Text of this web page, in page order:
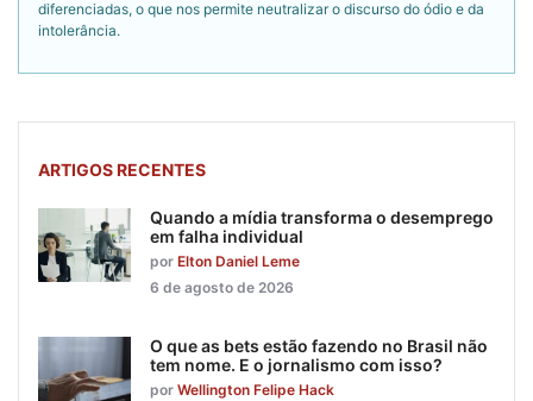
diferenciadas, o que nos permite neutralizar o discurso do ódio e da
intolerância.
ARTIGOS RECENTES
Quando a mídia transforma o desemprego
em falha individual
por Elton Daniel Leme
6 de agosto de 2026
O que as bets estão fazendo no Brasil não
tem nome. E o jornalismo com isso?
por Wellington Felipe Hack